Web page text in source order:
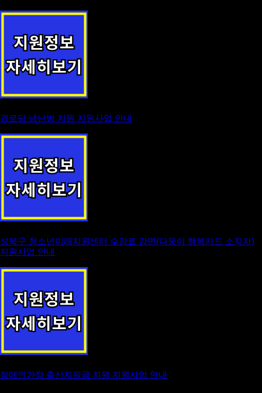
경로당 냉난방 지원 지원사업 안내
성북구 청소년미래지원센터 수강료 감면(다둥이 행복카드 소지자)
지원사업 안내
장애인가정 출산지원금 지원 지원사업 안내